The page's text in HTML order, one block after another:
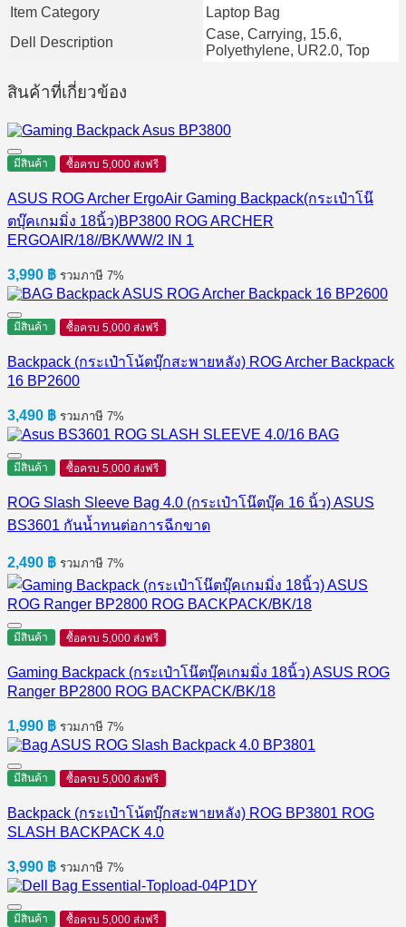
Item Category
Laptop Bag
Dell Description
Case, Carrying, 15.6,
Polyethylene, UR2.0, Top
สินค้าที่เกี่ยวข้อง
มีสินค้า ซื้อครบ 5,000 ส่งฟรี
ASUS ROG Archer ErgoAir Gaming Backpack(กระเป๋าโน๊
ตบุ๊คเกมมิ่ง 18นิ้ว)BP3800 ROG ARCHER
ERGOAIR/18//BK/WW/2 IN 1
3,990 ฿ รวมภาษี 7%
มีสินค้า ซื้อครบ 5,000 ส่งฟรี
Backpack (กระเป๋าโน้ตบุ๊กสะพายหลัง) ROG Archer Backpack
16 BP2600
3,490 ฿ รวมภาษี 7%
มีสินค้า ซื้อครบ 5,000 ส่งฟรี
ROG Slash Sleeve Bag 4.0 (กระเป๋าโน๊ตบุ๊ค 16 นิ้ว) ASUS
BS3601 กันน้ำทนต่อการฉีกขาด
2,490 ฿ รวมภาษี 7%
มีสินค้า ซื้อครบ 5,000 ส่งฟรี
Gaming Backpack (กระเป๋าโน๊ตบุ๊คเกมมิ่ง 18นิ้ว) ASUS ROG
Ranger BP2800 ROG BACKPACK/BK/18
1,990 ฿ รวมภาษี 7%
มีสินค้า ซื้อครบ 5,000 ส่งฟรี
Backpack (กระเป๋าโน้ตบุ๊กสะพายหลัง) ROG BP3801 ROG
SLASH BACKPACK 4.0
3,990 ฿ รวมภาษี 7%
มีสินค้า ซื้อครบ 5,000 ส่งฟรี